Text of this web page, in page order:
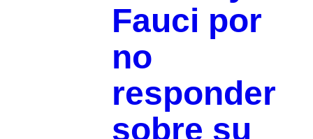
Fauci por
no
responder
sobre su